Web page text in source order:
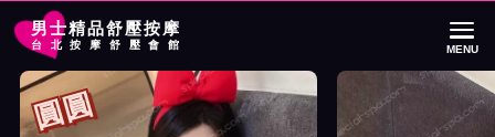
男士精品舒壓按摩
台北按摩舒壓會館 MENU
首頁 愛寶館按摩師圓圓詳細介紹
愛寶館按摩師圓圓照片展示與影片介紹
圓圓